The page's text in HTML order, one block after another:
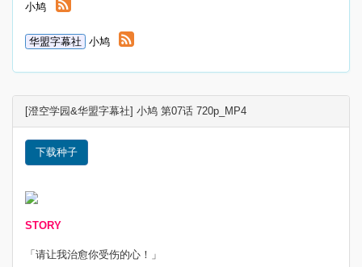
小鸠
华盟字幕社 小鸠
[澄空学园&华盟字幕社] 小鸠 第07话 720p_MP4
下载种子
STORY
「请让我治愈你受伤的心！」